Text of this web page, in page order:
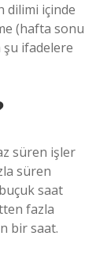
dilimi içinde
(hafta sonu
şu ifadelere
süren işler
süren
saat
fazla
bir saat.